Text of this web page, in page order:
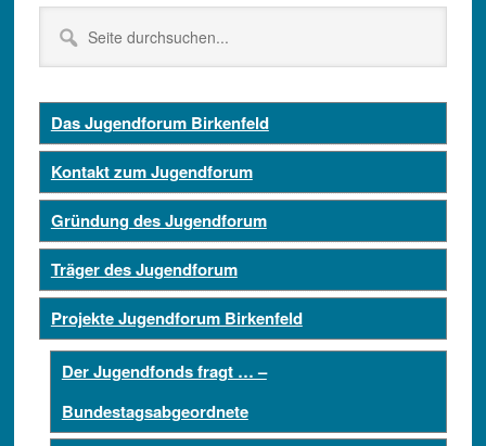
Seitenspalte
durchsuchen...
Das Jugendforum Birkenfeld
Kontakt zum Jugendforum
Gründung des Jugendforum
Träger des Jugendforum
Projekte Jugendforum Birkenfeld
Der Jugendfonds fragt … –
Bundestagsabgeordnete